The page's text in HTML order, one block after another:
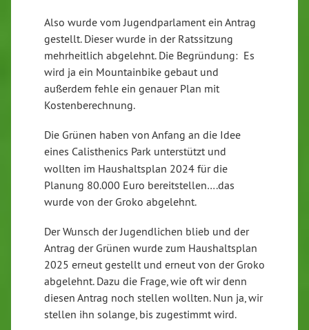
Also wurde vom Jugendparlament ein Antrag
gestellt. Dieser wurde in der Ratssitzung
mehrheitlich abgelehnt. Die Begründung: Es
wird ja ein Mountainbike gebaut und
außerdem fehle ein genauer Plan mit
Kostenberechnung.
Die Grünen haben von Anfang an die Idee
eines Calisthenics Park unterstützt und
wollten im Haushaltsplan 2024 für die
Planung 80.000 Euro bereitstellen….das
wurde von der Groko abgelehnt.
Der Wunsch der Jugendlichen blieb und der
Antrag der Grünen wurde zum Haushaltsplan
2025 erneut gestellt und erneut von der Groko
abgelehnt. Dazu die Frage, wie oft wir denn
diesen Antrag noch stellen wollten. Nun ja, wir
stellen ihn solange, bis zugestimmt wird.